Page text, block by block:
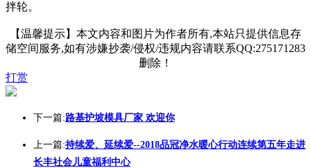
拌轮。
【温馨提示】本文内容和图片为作者所有,本站只提供信息存
储空间服务,如有涉嫌抄袭/侵权/违规内容请联系QQ:275171283
删除！
打赏
下一篇:路基护坡模具厂家 欢迎你
上一篇:持续爱、延续爱--2018品冠净水暖心行动连续第五年走进
长丰社会儿童福利中心